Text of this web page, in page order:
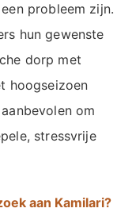
probleem zijn.
hun gewenste
dorp met
hoogseizoen
om
stressvrije
aan Kamilari?